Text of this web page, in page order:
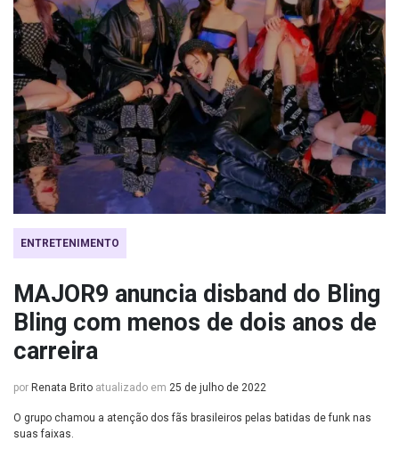
ENTRETENIMENTO
MAJOR9 anuncia disband do Bling
Bling com menos de dois anos de
carreira
por Renata Brito atualizado em 25 de julho de 2022
O grupo chamou a atenção dos fãs brasileiros pelas batidas de funk nas
suas faixas.